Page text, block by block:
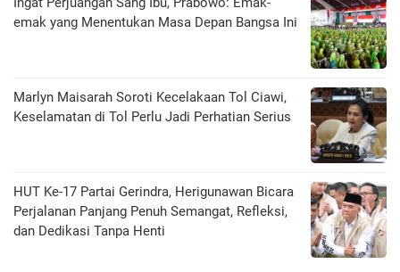
emak yang Menentukan Masa Depan Bangsa Ini
Marlyn Maisarah Soroti Kecelakaan Tol Ciawi,
Keselamatan di Tol Perlu Jadi Perhatian Serius
HUT Ke-17 Partai Gerindra, Herigunawan Bicara
Perjalanan Panjang Penuh Semangat, Refleksi,
dan Dedikasi Tanpa Henti